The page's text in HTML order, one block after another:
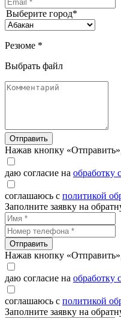
Выберите город*
Резюме *
Выбрать файл
Отправить
Нажав кнопку
даю согласие на обработку
соглашаюсь с политикой
Заполните заявку на
Отправить
Нажав кнопку
даю согласие на обработку
соглашаюсь с политикой
Заполните заявку на